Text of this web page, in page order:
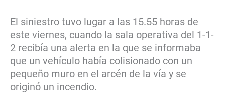
El siniestro tuvo lugar a las 15.55 horas de
este viernes, cuando la sala operativa del 1-1-
2 recibía una alerta en la que se informaba
que un vehículo había colisionado con un
pequeño muro en el arcén de la vía y se
originó un incendio.